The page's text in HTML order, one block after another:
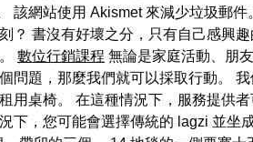
網站使用 Akismet 來減少垃圾郵
書沒有好壞之分，只有自己感興
數位行銷課程 無論是家庭活動、朋
題，那麼我們就可以採取行動。
用桌椅。 在這種情況下，服務提供
，您可能會選擇傳統的 lagzi 並坐